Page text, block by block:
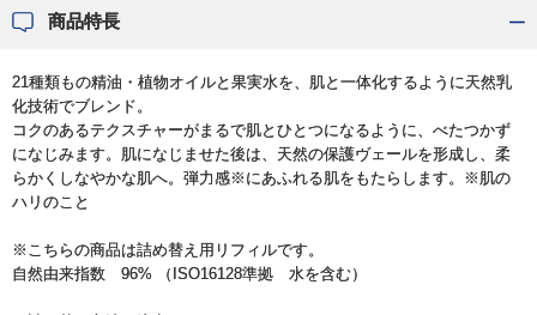
商品特長
21種類もの精油・植物オイルと果実水を、肌と一体化するように天然乳
化技術でブレンド。
コクのあるテクスチャーがまるで肌とひとつになるように、べたつかず
になじみます。肌になじませた後は、天然の保護ヴェールを形成し、柔
らかくしなやかな肌へ。弾力感※にあふれる肌をもたらします。※肌の
ハリのこと
※こちらの商品は詰め替え用リフィルです。
自然由来指数 96% （ISO16128準拠 水を含む）